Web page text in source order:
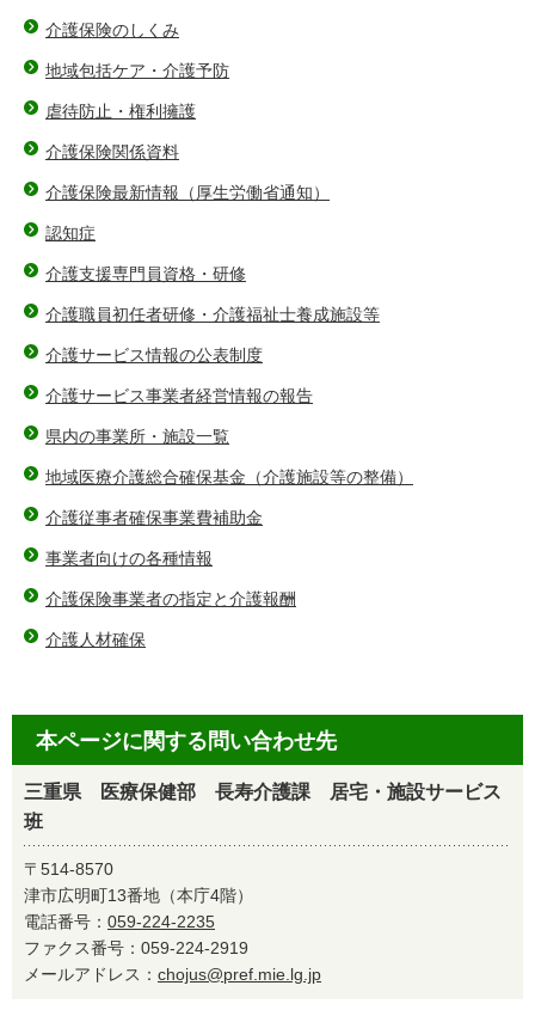
介護保険のしくみ
地域包括ケア・介護予防
虐待防止・権利擁護
介護保険関係資料
介護保険最新情報（厚生労働省通知）
認知症
介護支援専門員資格・研修
介護職員初任者研修・介護福祉士養成施設等
介護サービス情報の公表制度
介護サービス事業者経営情報の報告
県内の事業所・施設一覧
地域医療介護総合確保基金（介護施設等の整備）
介護従事者確保事業費補助金
事業者向けの各種情報
介護保険事業者の指定と介護報酬
介護人材確保
本ページに関する問い合わせ先
三重県 医療保健部 長寿介護課 居宅・施設サービス
班
〒514-8570
津市広明町13番地（本庁4階）
電話番号： 059-224-2235
ファクス番号：059-224-2919
メールアドレス： chojus@pref.mie.lg.jp